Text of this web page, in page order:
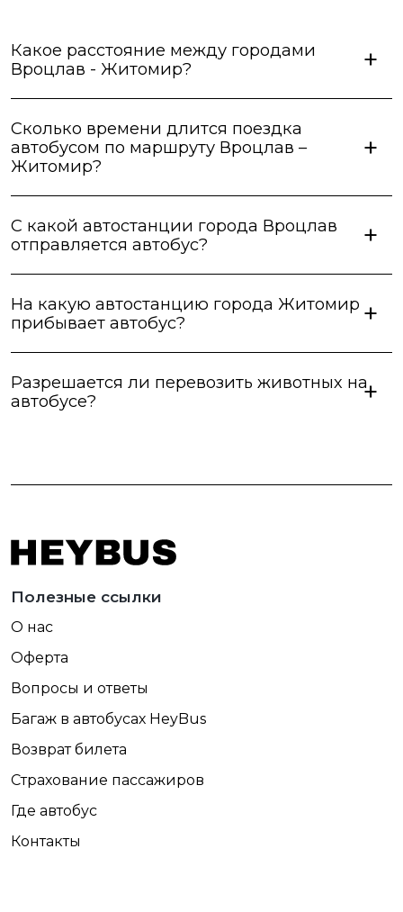
Какое расстояние между городами
Вроцлав - Житомир?
Сколько времени длится поездка
автобусом по маршруту Вроцлав –
Житомир?
С какой автостанции города Вроцлав
отправляется автобус?
На какую автостанцию города Житомир
прибывает автобус?
Разрешается ли перевозить животных на
автобусе?
Полезные ссылки
О нас
Оферта
Вопросы и ответы
Багаж в автобусах HeyBus
Возврат билета
Страхование пассажиров
Где автобус
Контакты